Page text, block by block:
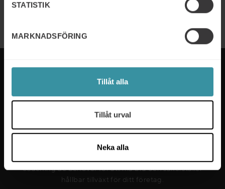
STATISTIK
MARKNADSFÖRING
Tillåt alla
Tillåt urval
Neka alla
Mercuri International är experterna på sälj- och
ledarskapsutbildning som hjälper företag i över 50
våra kunders specifika behov och våra experter ser
till att nya färdigheter implementeras på ett effektivt
coaching de behöver för att må bra och säkerställer
hållbar tillväxt för ditt företag.